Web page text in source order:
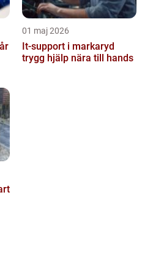
01 maj 2026
It-support i markaryd
trygg hjälp nära till hands